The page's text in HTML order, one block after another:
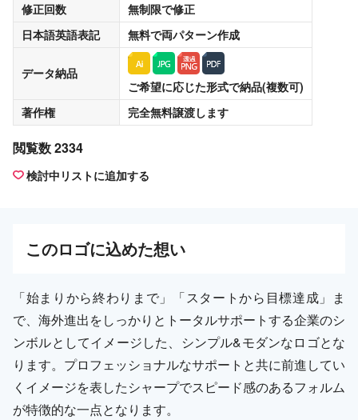
修正回数
無制限で修正
日本語英語表記
無料で両パターン作成
データ納品
ご希望に応じた形式で納品(複数可)
著作権
完全無料譲渡します
閲覧数 2334
検討中リストに追加する
このロゴに込めた想い
「始まりから終わりまで」「スタートから目標達成」ま
で、海外進出をしっかりとトータルサポートする企業のシ
ンボルとしてイメージした、シンプル&モダンなロゴとな
ります。プロフェッショナルなサポートと共に前進してい
くイメージを表したシャープでスピード感のあるフォルム
が特徴的な一点となります。